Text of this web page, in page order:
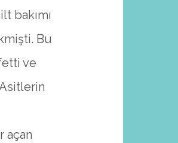
bakımı
Bu
ve
açan